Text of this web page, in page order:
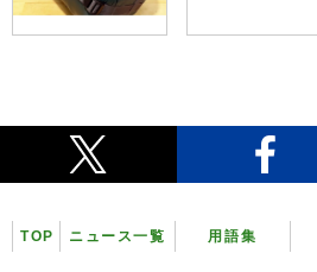
TOP ニュース一覧 用語集